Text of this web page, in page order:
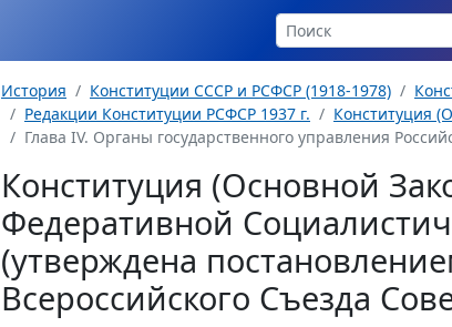
История Конституции СССР и РСФСР (1918-1978)
Редакции Конституции РСФСР 1937 г.
Конституция
Глава IV. Органы государственного управления
Конституция (Основной
Федеративной
(утверждена
Всероссийского Съезда